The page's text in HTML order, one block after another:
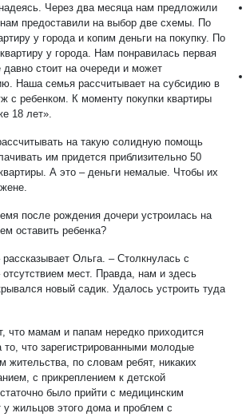
Через два месяца нам предложили
предоставили на выбор две схемы. По
у города и копим деньги на покупку. По
у города. Нам понравилась первая
стоит на очереди и может
Наша семья рассчитывает на субсидию в
с ребенком. К моменту покупки квартиры
18 лет».
на такую солидную помощь
им придется приблизительно 50
А это – деньги немалые. Чтобы их
после рождения дочери устроилась на
оставить ребенка?
Ольга. – Столкнулась с
мест. Правда, нам и здесь
новый садик. Удалось устроить туда
что мамам и папам нередко приходится
что зарегистрированными молодые
по словам ребят, никаких
с прикреплением к детской
было прийти с медицинским
у жильцов этого дома и проблем с